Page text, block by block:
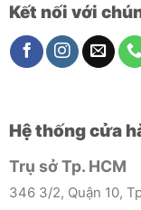
Kết nối với
Hệ thống cửa
Trụ sở Tp. HCM
346 3/2, Quận 10,